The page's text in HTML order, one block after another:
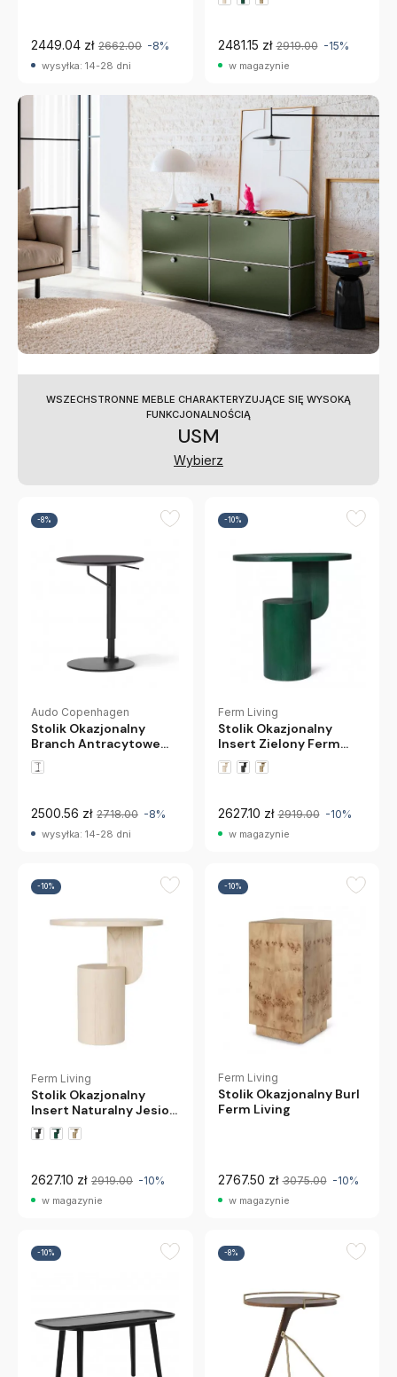
2449.04 zł 2662.00 -8%
wysyłka: 14-28 dni
WSZECHSTRONNE MEBLE CHARAKTERYZUJĄCE SIĘ WYSOKĄ
FUNKCJONALNOŚCIĄ
USM
Wybierz
2481.15 zł 2919.00 -15%
w magazynie
-8%
Audo Copenhagen
Stolik Okazjonalny
Branch Antracytowe
Linoleum Audo
Copenhagen
2500.56 zł 2718.00 -8%
wysyłka: 14-28 dni
-10%
Ferm Living
Stolik Okazjonalny
Insert Zielony Ferm
Living
2627.10 zł 2919.00 -10%
w magazynie
-10%
Ferm Living
Stolik Okazjonalny
Insert Naturalny Jesion
Ferm Living
2627.10 zł 2919.00 -10%
w magazynie
-10%
Ferm Living
Stolik Okazjonalny Burl
Ferm Living
2767.50 zł 3075.00 -10%
w magazynie
-10% -8%